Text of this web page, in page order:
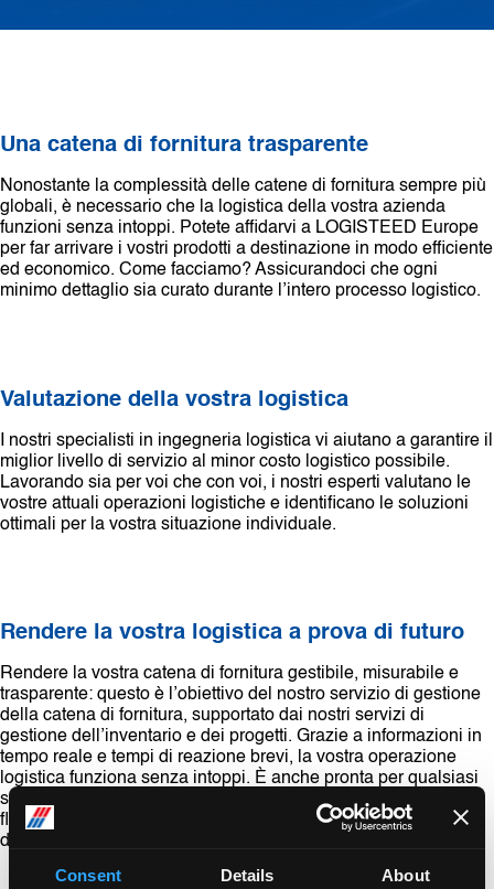
Consent Details About
Una catena di fornitura trasparente
Nonostante la complessità delle catene di fornitura sempre più
globali, è necessario che la logistica della vostra azienda
funzioni senza intoppi. Potete affidarvi a LOGISTEED Europe
per far arrivare i vostri prodotti a destinazione in modo efficiente
ed economico. Come facciamo? Assicurandoci che ogni
minimo dettaglio sia curato durante l’intero processo logistico.
Valutazione della vostra logistica
I nostri specialisti in ingegneria logistica vi aiutano a garantire il
miglior livello di servizio al minor costo logistico possibile.
Lavorando sia per voi che con voi, i nostri esperti valutano le
vostre attuali operazioni logistiche e identificano le soluzioni
ottimali per la vostra situazione individuale.
Rendere la vostra logistica a prova di futuro
Rendere la vostra catena di fornitura gestibile, misurabile e
trasparente: questo è l’obiettivo del nostro servizio di gestione
della catena di fornitura, supportato dai nostri servizi di
gestione dell’inventario e dei progetti. Grazie a informazioni in
tempo reale e tempi di reazione brevi, la vostra operazione
logistica funziona senza intoppi. È anche pronta per qualsiasi
sviluppo futuro: potete rispondere rapidamente a qualsiasi
fluttuazione della domanda, mantenendo sotto controllo i costi
di inventario e di trasporto.